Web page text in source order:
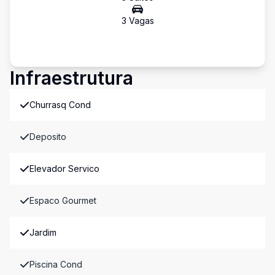
3 Vagas
Infraestrutura
Churrasq Cond
Deposito
Elevador Servico
Espaco Gourmet
Jardim
Piscina Cond